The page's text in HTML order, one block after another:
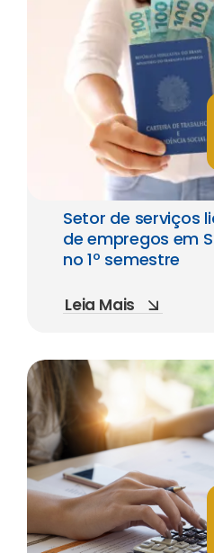
Setor de serviços
de empregos em
no 1º semestre
Leia Mais